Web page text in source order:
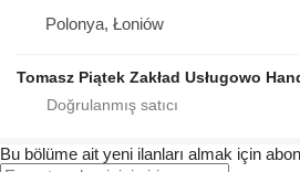
Polonya, Łoniów
Tomasz Piątek Zakład Usługowo
Bu bölüme ait yeni ilanları almak için